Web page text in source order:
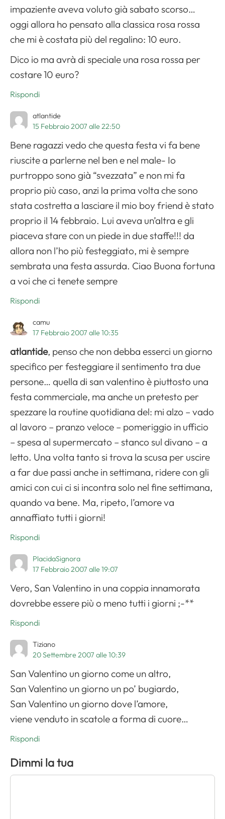
impaziente aveva voluto già sabato scorso…
oggi allora ho pensato alla classica rosa rossa
che mi è costata più del regalino: 10 euro.
Dico io ma avrà di speciale una rosa rossa per
costare 10 euro?
Rispondi
atlantide
15 Febbraio 2007 alle 22:50
Bene ragazzi vedo che questa festa vi fa bene
riuscite a parlerne nel ben e nel male- Io
purtroppo sono già “svezzata” e non mi fa
proprio più caso, anzi la prima volta che sono
stata costretta a lasciare il mio boy friend è stato
proprio il 14 febbraio. Lui aveva un’altra e gli
piaceva stare con un piede in due staffe!!! da
allora non l’ho più festeggiato, mi è sempre
sembrata una festa assurda. Ciao Buona fortuna
a voi che ci tenete sempre
Rispondi
camu
17 Febbraio 2007 alle 10:35
atlantide, penso che non debba esserci un giorno
specifico per festeggiare il sentimento tra due
persone… quella di san valentino è piuttosto una
festa commerciale, ma anche un pretesto per
spezzare la routine quotidiana del: mi alzo – vado
al lavoro – pranzo veloce – pomeriggio in ufficio
– spesa al supermercato – stanco sul divano – a
letto. Una volta tanto si trova la scusa per uscire
a far due passi anche in settimana, ridere con gli
amici con cui ci si incontra solo nel fine settimana,
quando va bene. Ma, ripeto, l’amore va
annaffiato tutti i giorni!
Rispondi
PlacidaSignora
17 Febbraio 2007 alle 19:07
Vero, San Valentino in una coppia innamorata
dovrebbe essere più o meno tutti i giorni ;-**
Rispondi
Tiziano
20 Settembre 2007 alle 10:39
San Valentino un giorno come un altro,
San Valentino un giorno un po’ bugiardo,
San Valentino un giorno dove l’amore,
viene venduto in scatole a forma di cuore…
Rispondi
Dimmi la tua